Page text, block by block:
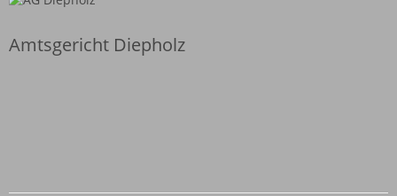
Amtsgericht Diepholz